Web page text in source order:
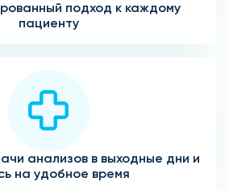
подход к каждому
пациенту
анализов в выходные дни и
на удобное время